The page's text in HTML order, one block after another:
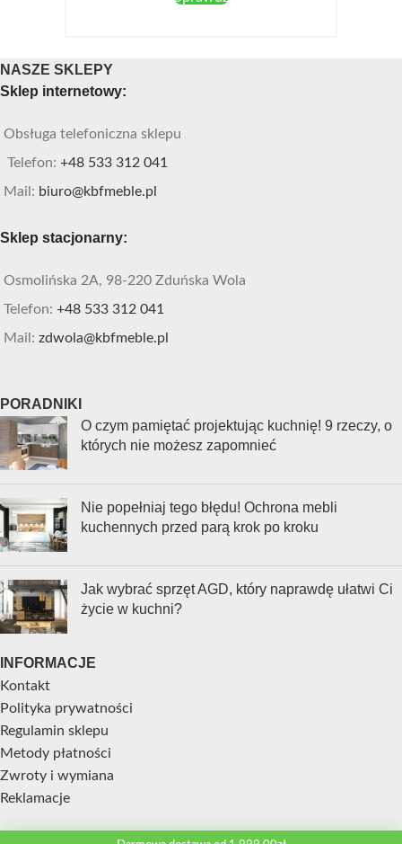
NASZE SKLEPY
Sklep internetowy:
Obsługa telefoniczna sklepu
Telefon: +48 533 312 041
Mail: biuro@kbfmeble.pl
Sklep stacjonarny:
Osmolińska 2A, 98-220 Zduńska Wola
Telefon: +48 533 312 041
Mail: zdwola@kbfmeble.pl
PORADNIKI
O czym pamiętać projektując kuchnię! 9 rzeczy, o
których nie możesz zapomnieć
Nie popełniaj tego błędu! Ochrona mebli
kuchennych przed parą krok po kroku
Jak wybrać sprzęt AGD, który naprawdę ułatwi Ci
życie w kuchni?
INFORMACJE
Kontakt
Polityka prywatności
Regulamin sklepu
Metody płatności
Zwroty i wymiana
Reklamacje
STREFA KLIENTA